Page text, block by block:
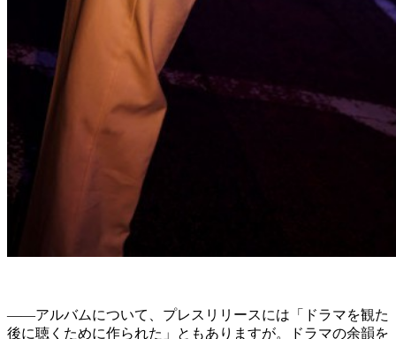
――アルバムについて、プレスリリースには「ドラマを観た
後に聴くために作られた」ともありますが。ドラマの余韻を